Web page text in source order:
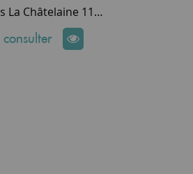
Cuisinière à bois La Châtelaine 11Kw version décor plusieurs coloris disponibles - Godin Réf. 240165 (remplace réf. 6155)